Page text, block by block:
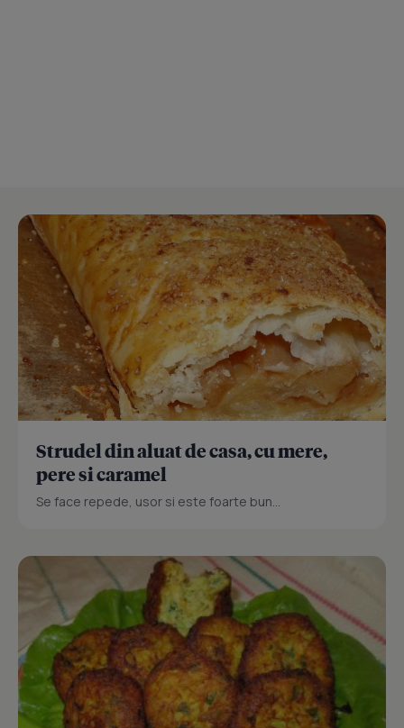
Strudel din aluat de casa, cu mere,
pere si caramel
Se face repede, usor si este foarte bun...